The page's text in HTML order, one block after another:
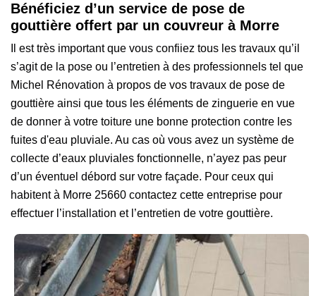
Bénéficiez d’un service de pose de
gouttière offert par un couvreur à Morre
Il est très important que vous confiiez tous les travaux qu’il
s’agit de la pose ou l’entretien à des professionnels tel que
Michel Rénovation à propos de vos travaux de pose de
gouttière ainsi que tous les éléments de zinguerie en vue
de donner à votre toiture une bonne protection contre les
fuites d'eau pluviale. Au cas où vous avez un système de
collecte d’eaux pluviales fonctionnelle, n’ayez pas peur
d’un éventuel débord sur votre façade. Pour ceux qui
habitent à Morre 25660 contactez cette entreprise pour
effectuer l’installation et l’entretien de votre gouttière.